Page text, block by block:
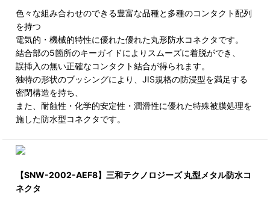
色々な組み合わせのできる豊富な品種と多種のコンタクト配列
を持つ
電気的・機械的特性に優れた優れた丸形防水コネクタです。
結合部の5箇所のキーガイドによりスムーズに着脱ができ、
誤挿入の無い正確なコンタクト結合が得られます。
独特の形状のブッシングにより、JIS規格の防浸型を満足する
密閉構造を持ち、
また、耐蝕性・化学的安定性・潤滑性に優れた特殊被膜処理を
施した防水型コネクタです。
【SNW-2002-AEF8】三和テクノロジーズ 丸型メタル防水コ
ネクタ